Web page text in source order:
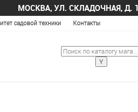
МОСКВА, УЛ. СКЛАДОЧНАЯ, Д.
садовой техники Контакты